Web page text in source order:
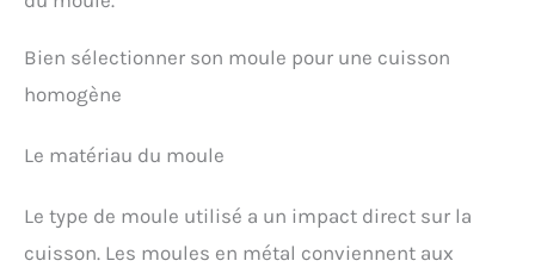
Bien sélectionner son moule pour une cuisson
homogène
Le matériau du moule
Le type de moule utilisé a un impact direct sur la
cuisson. Les moules en métal conviennent aux